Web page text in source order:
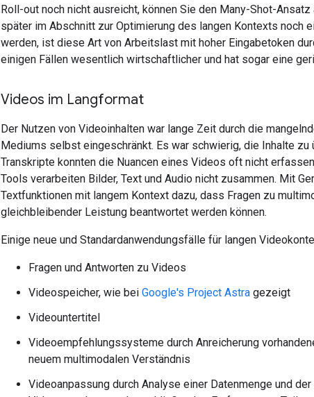
Roll-out noch nicht ausreicht, können Sie den Many-Shot-
später im Abschnitt zur Optimierung des langen Kontexts noch
werden, ist diese Art von Arbeitslast mit hoher Eingabetoken
einigen Fällen wesentlich wirtschaftlicher und hat sogar eine
Videos im Langformat
Der Nutzen von Videoinhalten war lange Zeit durch die
Mediums selbst eingeschränkt. Es war schwierig, die Inhalte zu
Transkripte konnten die Nuancen eines Videos oft nicht
Tools verarbeiten Bilder, Text und Audio nicht zusammen. Mit
Textfunktionen mit langem Kontext dazu, dass Fragen zu
gleichbleibender Leistung beantwortet werden können.
Einige neue und Standardanwendungsfälle für langen
Fragen und Antworten zu Videos
Videospeicher, wie bei Google's Project Astra gezeigt
Videountertitel
Videoempfehlungssysteme durch Anreicherung
neuem multimodalen Verständnis
Videoanpassung durch Analyse einer Datenmenge und